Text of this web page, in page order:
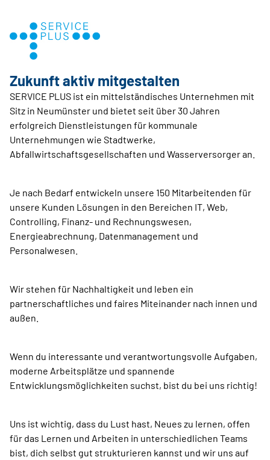
Zukunft aktiv ­mitgestalten
SERVICE PLUS ist ein mittelständisches Unternehmen mit
Sitz in Neumünster und bietet seit über 30 Jahren
erfolgreich Dienstleistungen für kommunale
Unternehmungen wie Stadtwerke,
Abfallwirtschaftsgesellschaften und Wasserversorger an.
Je nach Bedarf entwickeln unsere 150 Mitarbeitenden für
unsere Kunden Lösungen in den Bereichen IT, Web,
Controlling, Finanz- und Rechnungswesen,
Energieabrechnung, Datenmanagement und
Personalwesen.
Wir stehen für Nachhaltigkeit und leben ein
partnerschaftliches und faires Miteinander nach innen und
außen.
Wenn du interessante und verantwortungsvolle Aufgaben,
moderne Arbeitsplätze und spannende
Entwicklungsmöglichkeiten suchst, bist du bei uns richtig!
Uns ist wichtig, dass du Lust hast, Neues zu lernen, offen
für das Lernen und Arbeiten in unterschiedlichen Teams
bist, dich selbst gut strukturieren kannst und wir uns auf